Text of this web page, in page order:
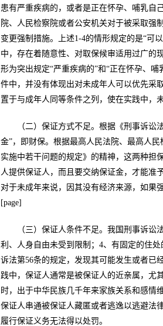
患有严重疾病的，或者是正在怀孕、哺乳自
院、人民检察院或者公安机关对于被采取强
变更强制措施。上述1-4的情形规定的是“可
中，存在着随意性、对取保候审适用过广的
形为突出规定“严重疾病的”和“正在怀孕、
件中，并没有体现出对未成年人可以优先采
置于与成年人同等条件之列，使在实践中，
（二）保证方式不足。根据《刑事诉讼
金”，即财保。根据最高人民法院、最高人
实施中若干问题的规定》的精神，这两种担
人提供保证人，而且要交纳保证金，才能准
对于未成年来说，因其没有经济来源，如果
[page]
（三）保证人条件不足。我国刑事诉
利、人身自由未受到限制；4、有固定的住
诉法第56条的规定，发现其可能发生或者已
践中，保证人通常是被保证人的近亲属，尤
时，出于中华民族几千年来家族关系和感情
保证人串通被保证人藏匿或者逃逸以逃避法
履行保证义务无法得以处罚。